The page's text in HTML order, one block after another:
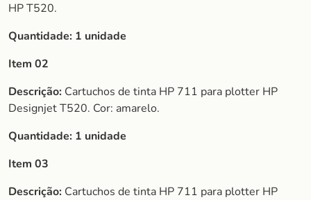
HP T520.
Quantidade: 1 unidade
Item 02
Descrição: Cartuchos de tinta HP 711 para plotter HP
Designjet T520. Cor: amarelo.
Quantidade: 1 unidade
Item 03
Descrição: Cartuchos de tinta HP 711 para plotter HP